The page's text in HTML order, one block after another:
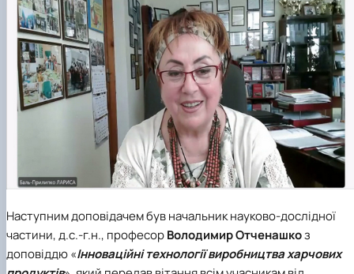
Наступним доповідачем був начальник науково-дослідної
частини, д.с.-г.н., професорВолодимир Отченашкоз
доповіддю «Інноваційні технології виробництва харчових